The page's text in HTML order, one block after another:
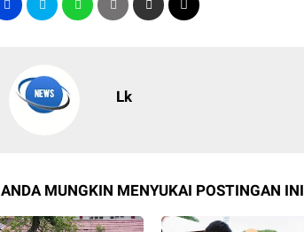
Lk
ANDA MUNGKIN MENYUKAI POSTINGAN INI